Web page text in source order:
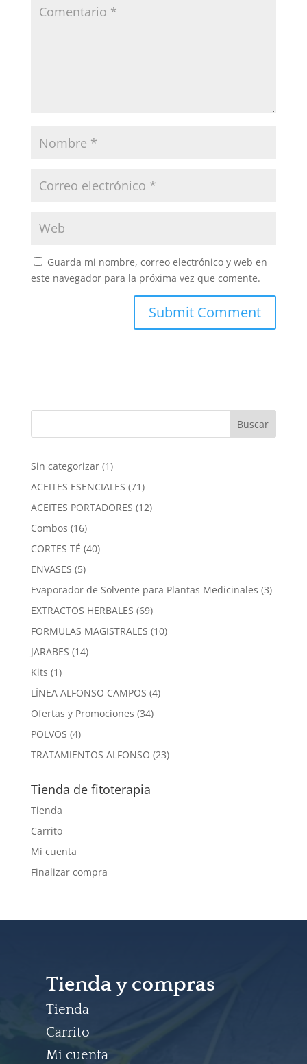
Guarda mi nombre, correo electrónico y web en
este navegador para la próxima vez que comente.
Sin categorizar 11
producto
ACEITES ESENCIALES 7171
productos
ACEITES PORTADORES 1212
Combos 1616
productos
CORTES TÉ 4040
ENVASES 55
productos
Evaporador de Solvente para Plantas Medicinales 33
EXTRACTOS HERBALES 6969
productos
FORMULAS MAGISTRALES 1010
JARABES 1414
Kits 11
producto
LÍNEA ALFONSO CAMPOS 44
Ofertas y Promociones 3434
POLVOS 44
productos
TRATAMIENTOS ALFONSO 2323
Tienda de fitoterapia
Tienda
Carrito
Mi cuenta
Finalizar compra
Tienda y compras
Tienda
Carrito
Mi cuenta